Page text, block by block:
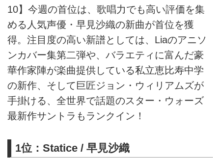
10】今週の首位は、歌唱力でも高い評価を集
める人気声優・早見沙織の新曲が首位を獲
得。注目度の高い新譜としては、Liaのアニソ
ンカバー集第二弾や、バラエティに富んだ豪
華作家陣が楽曲提供している私立恵比寿中学
の新作、そして巨匠ジョン・ウィリアムズが
手掛ける、全世界で話題のスター・ウォーズ
最新作サントラもランクイン！
1位：Statice / 早見沙織